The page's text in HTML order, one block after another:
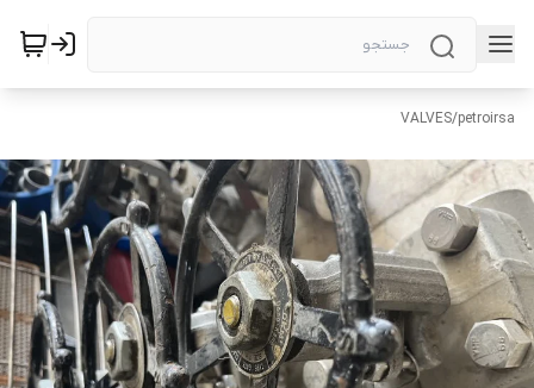
petroirsa
/
VALVES